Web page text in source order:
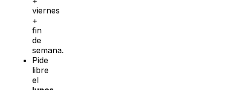
viernes
+
fin
de
semana.
Pide
libre
el